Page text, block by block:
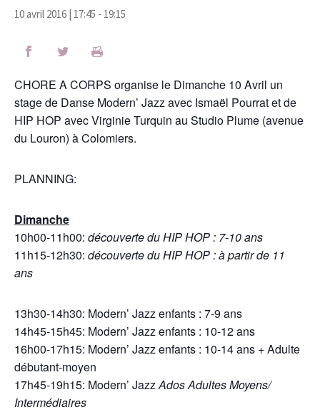
10 avril 2016 | 17:45 - 19:15
CHORE A CORPS organise le Dimanche 10 Avril un
stage de Danse Modern’ Jazz avec Ismaël Pourrat et de
HIP HOP avec Virginie Turquin au Studio Plume (avenue
du Louron) à Colomiers.
PLANNING:
Dimanche
10h00-11h00: découverte du HIP HOP : 7-10 ans
11h15-12h30: découverte du HIP HOP : à partir de 11
ans
13h30-14h30: Modern’ Jazz enfants : 7-9 ans
14h45-15h45: Modern’ Jazz enfants : 10-12 ans
16h00-17h15: Modern’ Jazz enfants : 10-14 ans + Adulte
débutant-moyen
17h45-19h15: Modern’ JazzAdos Adultes Moyens/
Intermédiaires